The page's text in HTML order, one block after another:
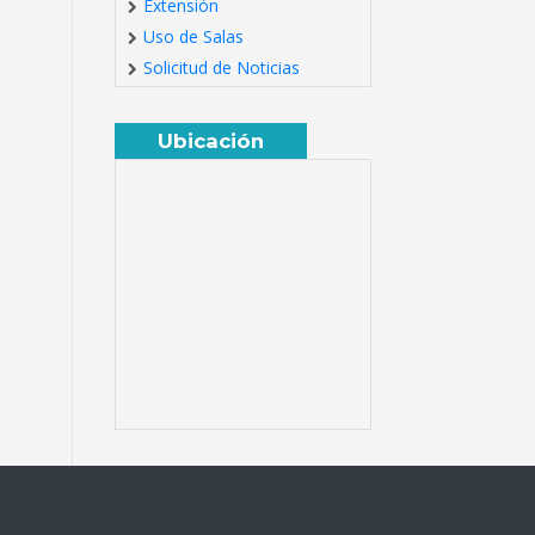
Extensión
Uso de Salas
Solicitud de Noticias
Ubicación